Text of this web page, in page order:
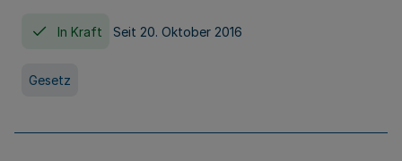
In Kraft Seit 20. Oktober 2016
Gesetz